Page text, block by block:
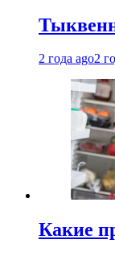
2 года ago2
Какие